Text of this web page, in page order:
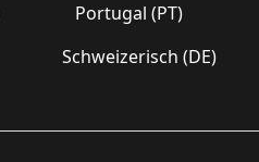
Portugal (PT)
Schweizerisch (DE)